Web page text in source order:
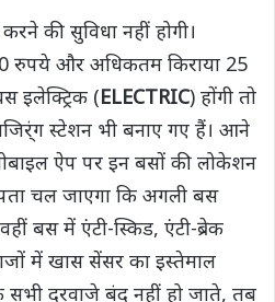
की सुविधा नहीं होगी।
रुपये और अधिकतम किराया 25
इलेक्ट्रिक (ELECTRIC) होंगी तो
स्टेशन भी बनाए गए हैं। आने
ऐप पर इन बसों की लोकेशन
चल जाएगा कि अगली बस
बस में एंटी-स्किड, एंटी-ब्रेक
में खास सेंसर का इस्तेमाल
दरवाजे बंद नहीं हो जाते, तब